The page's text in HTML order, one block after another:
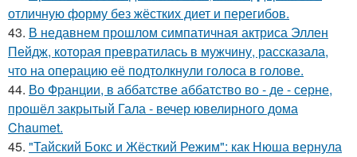
отличную форму без жёстких диет и перегибов.
43. В недавнем прошлом симпатичная актриса Эллен
Пейдж, которая превратилась в мужчину, рассказала,
что на операцию её подтолкнули голоса в голове.
44. Во Франции, в аббатстве аббатство во - де - серне,
прошёл закрытый Гала - вечер ювелирного дома
Chaumet.
45. "Тайский Бокс и Жёсткий Режим": как Нюша вернула